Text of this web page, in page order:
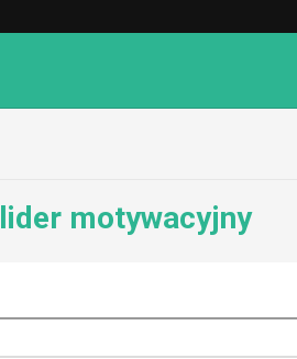
lider motywacyjny